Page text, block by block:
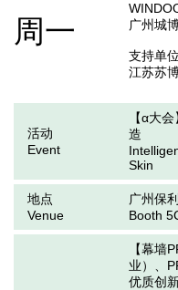
周一
广州城
支持单位
江苏苏
活动
Event
【α大
造
Skin
地点
Venue
广州保
Booth
【幕墙
业）、
优质创